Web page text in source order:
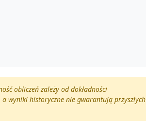
obliczeń zależy od dokładności
wyniki historyczne nie gwarantują przyszłych